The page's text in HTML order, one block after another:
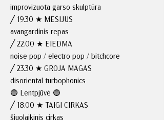
improvizuota garso skulptūra
╱ 19.30 ★ MESIJUS
avangardinis repas
╱ 22.00 ★ EIEDMA
noise pop / electro pop / bitchcore
╱ 23.30 ★ GROJA MAGAS
disoriental turbophonics
🔵 Lentpjūvė 🔵
╱ 18.00 ★ TAIGI CIRKAS
šiuolaikinis cirkas